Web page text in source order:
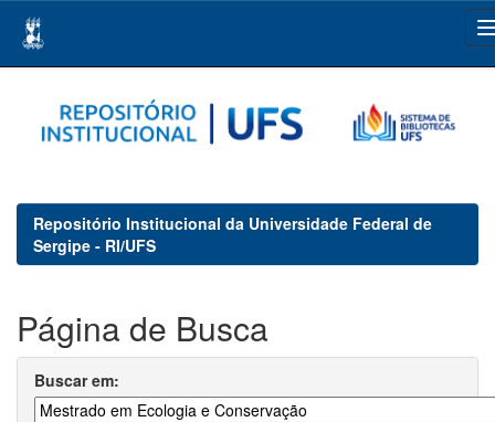
navigation
Repositório Institucional da Universidade Federal de
Sergipe - RI/UFS
Página de Busca
Buscar em: